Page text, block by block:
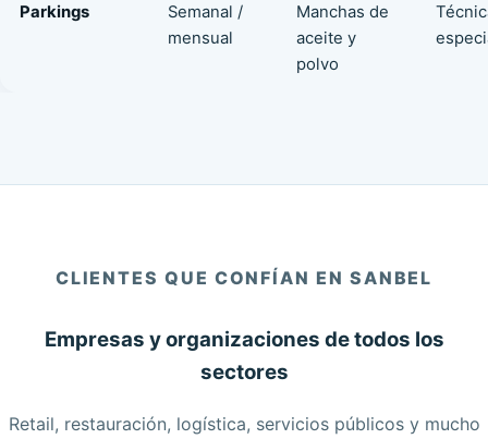
Parkings
Semanal /
mensual
Manchas de
aceite y
polvo
CLIENTES QUE CONFÍAN EN SANBEL
Empresas y organizaciones de todos los
sectores
Retail, restauración, logística, servicios públicos y mucho